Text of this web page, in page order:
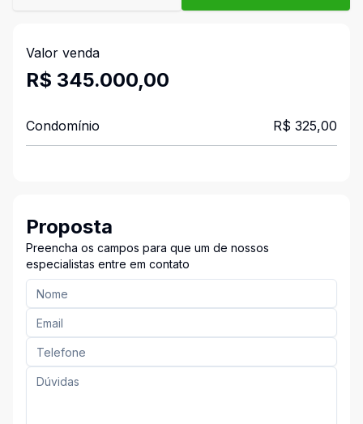
Valor venda
R$ 345.000,00
Condomínio R$ 325,00
Proposta
Preencha os campos para que um de nossos
especialistas entre em contato